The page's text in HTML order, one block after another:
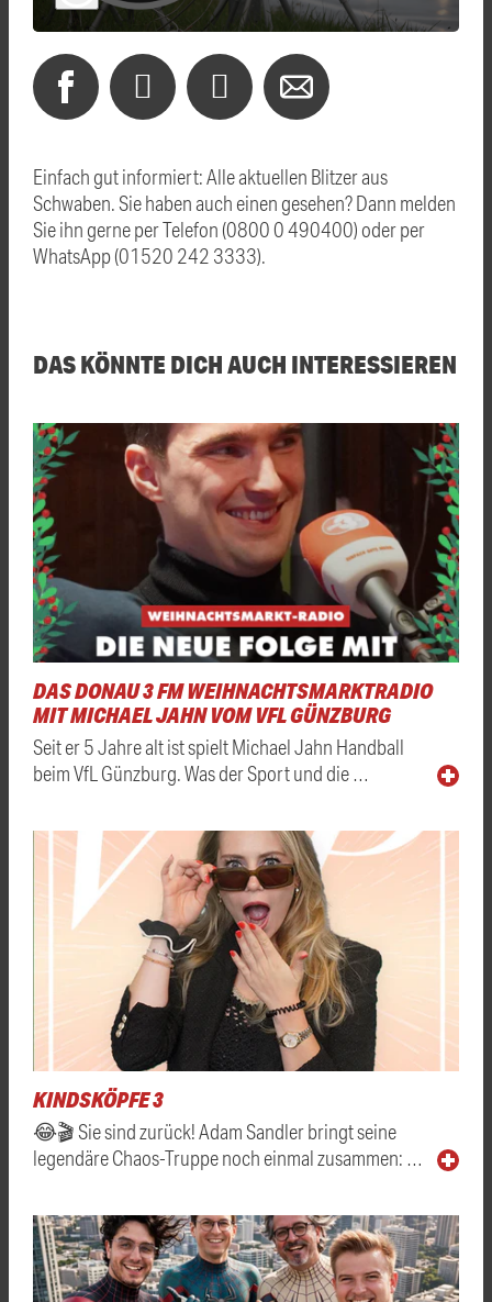
Einfach gut informiert: Alle aktuellen Blitzer aus
Schwaben. Sie haben auch einen gesehen? Dann melden
Sie ihn gerne per Telefon (0800 0 490400) oder per
WhatsApp (01520 242 3333).
DAS KÖNNTE DICH AUCH INTERESSIEREN
DAS DONAU 3 FM WEIHNACHTSMARKTRADIO
MIT MICHAEL JAHN VOM VFL GÜNZBURG
Seit er 5 Jahre alt ist spielt Michael Jahn Handball
beim VfL Günzburg. Was der Sport und die …
KINDSKÖPFE 3
😂🎬 Sie sind zurück! Adam Sandler bringt seine
legendäre Chaos-Truppe noch einmal zusammen: …